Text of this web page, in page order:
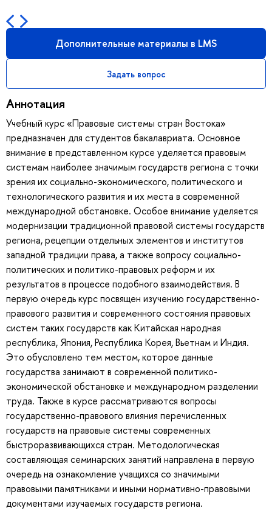
Дополнительные материалы в LMS
Задать вопрос
Аннотация
Учебный курс «Правовые системы стран Востока»
предназначен для студентов бакалавриата. Основное
внимание в представленном курсе уделяется правовым
системам наиболее значимым государств региона с точки
зрения их социально-экономического, политического и
технологического развития и их места в современной
международной обстановке. Особое внимание уделяется
модернизации традиционной правовой системы государств
региона, рецепции отдельных элементов и институтов
западной традиции права, а также вопросу социально-
политических и политико-правовых реформ и их
результатов в процессе подобного взаимодействия. В
первую очередь курс посвящен изучению государственно-
правового развития и современного состояния правовых
систем таких государств как Китайская народная
республика, Япония, Республика Корея, Вьетнам и Индия.
Это обусловлено тем местом, которое данные
государства занимают в современной политико-
экономической обстановке и международном разделении
труда. Также в курсе рассматриваются вопросы
государственно-правового влияния перечисленных
государств на правовые системы современных
быстроразвивающихся стран. Методологическая
составляющая семинарских занятий направлена в первую
очередь на ознакомление учащихся со значимыми
правовыми памятниками и иными нормативно-правовыми
документами изучаемых государств региона.